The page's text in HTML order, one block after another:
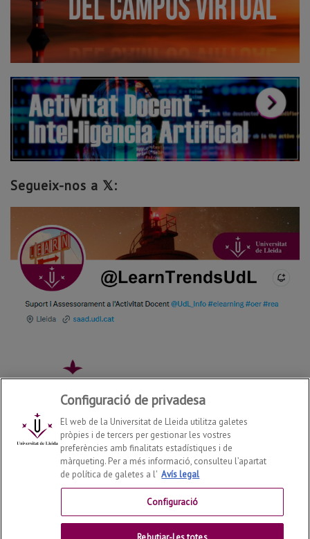
Segueix-nos a 𝕏:
Configuració de privadesa
El web de la Universitat de Lleida utilitza galetes
pròpies i de tercers per gestionar les vostres
preferències amb finalitats estadístiques i de
màrqueting. Per a més informació, consulteu l’apartat
de política de galetes a l' Avís legal
Configuració